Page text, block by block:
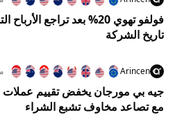
فولفو تهوي 20% بعد تراجع
تاريخ الشركة
Arincen
جيه بي مورجان يخفض تقييم عملات
مع تصاعد مخاوف تشبع الشراء